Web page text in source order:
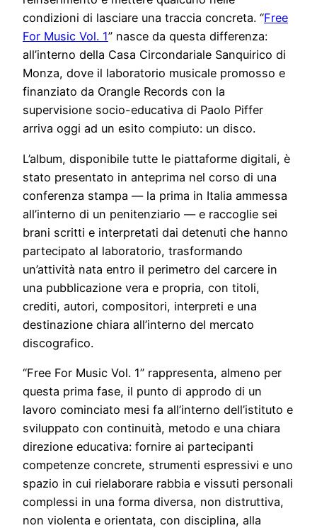
condizioni di lasciare una traccia concreta. “Free
For Music Vol. 1” nasce da questa differenza:
all’interno della Casa Circondariale Sanquirico di
Monza, dove il laboratorio musicale promosso e
finanziato da Orangle Records con la
supervisione socio-educativa di Paolo Piffer
arriva oggi ad un esito compiuto: un disco.
L’album, disponibile tutte le piattaforme digitali, è
stato presentato in anteprima nel corso di una
conferenza stampa — la prima in Italia ammessa
all’interno di un penitenziario — e raccoglie sei
brani scritti e interpretati dai detenuti che hanno
partecipato al laboratorio, trasformando
un’attività nata entro il perimetro del carcere in
una pubblicazione vera e propria, con titoli,
crediti, autori, compositori, interpreti e una
destinazione chiara all’interno del mercato
discografico.
“Free For Music Vol. 1” rappresenta, almeno per
questa prima fase, il punto di approdo di un
lavoro cominciato mesi fa all’interno dell’istituto e
sviluppato con continuità, metodo e una chiara
direzione educativa: fornire ai partecipanti
competenze concrete, strumenti espressivi e uno
spazio in cui rielaborare rabbia e vissuti personali
complessi in una forma diversa, non distruttiva,
non violenta e orientata, con disciplina, alla